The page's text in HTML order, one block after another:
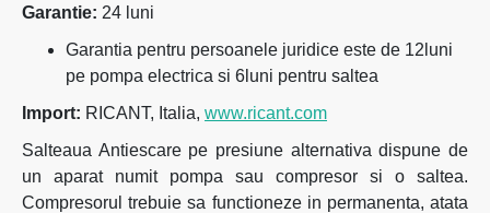
Garantie: 24 luni
Garantia pentru persoanele juridice este de 12luni
pe pompa electrica si 6luni pentru saltea
Import: RICANT, Italia, www.ricant.com
Salteaua Antiescare pe presiune alternativa dispune de
un aparat numit pompa sau compresor si o saltea.
Compresorul trebuie sa functioneze in permanenta, atata